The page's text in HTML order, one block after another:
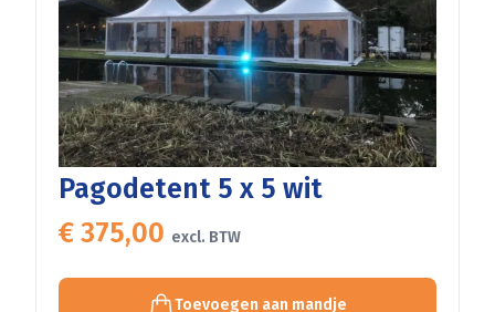
Pagodetent 5 x 5 wit
€ 375,00 excl. BTW
Toevoegen aan mandje